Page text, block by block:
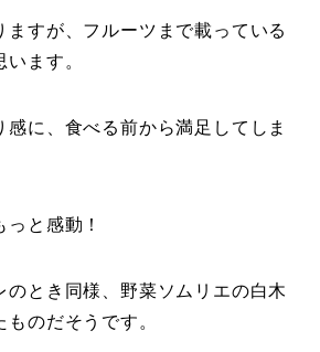
ますが、フルーツまで載っている
ます。
感に、食べる前から満足してしま
と感動！
のとき同様、野菜ソムリエの白木
のだそうです。